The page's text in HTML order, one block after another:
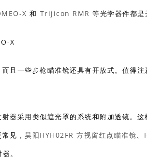
X 和 Trijicon RMR 等光学器件都是
且一些步枪瞄准镜还具有开放式。值得注
器采用类似遮光罩的系统和附加透镜。
见， 昊阳HYH02FR 方视窗红点瞄准镜、
。